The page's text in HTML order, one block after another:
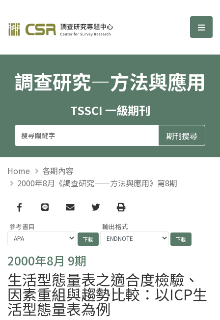
調查研究—方法與應用期刊 選
調查研究—方法與應用
TSSCI 一級期刊
Home
各期內容
2000年8月《調查研究——方法與應用》第8期
Facebook
line email TwitterPrint
參考書目 輸出格式
2000年8月 9期
生活型態量表之適合度檢驗、
因素重組與趨勢比較：以ICP生
活型態量表為例